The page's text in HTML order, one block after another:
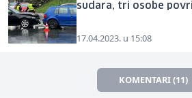
sudara, tri osobe
17.04.2023. u 15:08
KOMENTARI (11)